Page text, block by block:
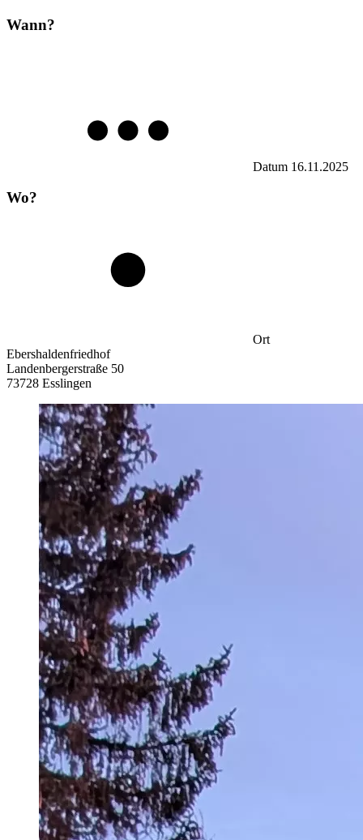
Wann?
Datum 16.11.2025
Wo?
Ort
Ebershaldenfriedhof
Landenbergerstraße 50
73728 Esslingen